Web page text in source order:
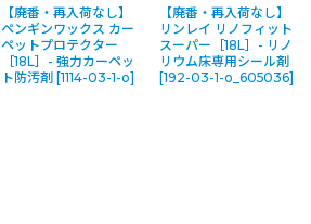
【廃番・再入荷なし】
ペンギンワックス カー
ペットプロテクター
［18L］- 強力カーペッ
ト防汚剤 [1114-03-1-o]
【廃番・再入荷なし】
リンレイ リノフィット
スーパー［18L］- リノ
リウム床専用シール剤
[192-03-1-o_605036]